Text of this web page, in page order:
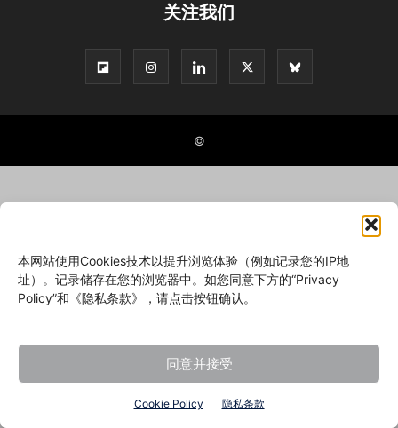
本网站使用Cookies技术以提升浏览体验（例如记录您的IP地
址）。记录储存在您的浏览器中。如您同意下方的“Privacy
Policy”和《隐私条款》，请点击按钮确认。
同意并接受
Cookie Policy 隐私条款
关注我们
©